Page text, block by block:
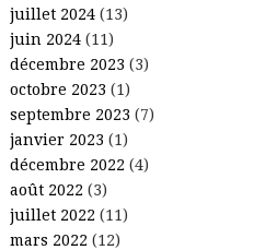
juillet 2024(13)
juin 2024(11)
décembre 2023 (3)
octobre 2023 (1)
septembre 2023 (7)
janvier 2023 (1)
décembre 2022 (4)
août 2022 (3)
juillet 2022 (11)
mars 2022 (12)